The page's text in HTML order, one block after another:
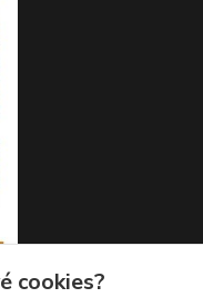
cookies?